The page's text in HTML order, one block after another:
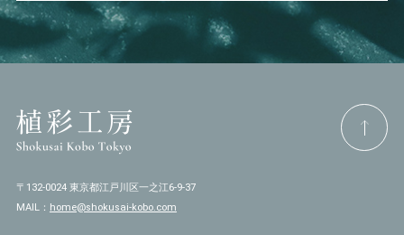
〒132-0024 東京都江戸川区一之江6-9-37
MAIL： home@shokusai-kobo.com